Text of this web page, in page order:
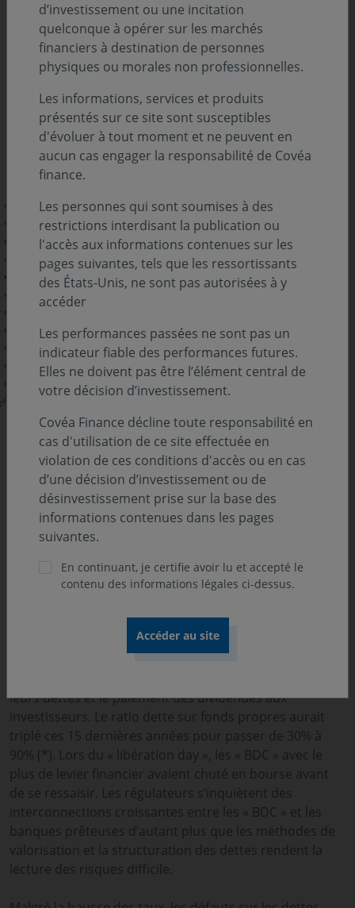
Les « BDC », sont des fonds souvent cotés, créés pour
faciliter le financement des petites entreprises
américaines. Ils sont prisés par les particuliers car plus
investisseurs institutionnels ou à la clientèle fortunée.
Tout comme les foncières (« REITS »), les « BDC » ne sont
pas soumis à l’impôt sur les sociétés tant qu’ils
distribuent au moins 90 % de leurs revenus à leurs
investisseurs.
Les cours des actions des « BDC » sont volatils. Leur
chute depuis l’été (graphique ci-dessous) a amplifié la
décote entre leur valeur boursière et la valeur
comptable de leurs actifs. Cette décote, parfois à deux
chiffres, pourrait constituer un signal d'alerte quant à la
santé du marché du crédit privé aux États-Unis, déjà
fragilisé par une série de fraudes dont celle de First
Brands, que nous avions commentée lors d’un
précédent éditorial.
Les « BDC » ont très souvent recours à l'effet de levier,
jusqu'à deux fois leurs fonds propres. Les intérêts
leurs dettes et le paiement des dividendes aux
investisseurs. Le ratio dette sur fonds propres aurait
triplé ces 15 dernières années pour passer de 30% à
90% (*). Lors du « libération day », les « BDC » avec le
plus de levier financier avaient chuté en bourse avant
de se ressaisir. Les régulateurs s’inquiètent des
interconnections croissantes entre les « BDC » et les
banques prêteuses d’autant plus que les méthodes de
valorisation et la structuration des dettes rendent la
lecture des risques difficile.
d’investissement ou une incitation
quelconque à opérer sur les marchés
financiers à destination de personnes
physiques ou morales non professionnelles.
Les informations, services et produits
présentés sur ce site sont susceptibles
d'évoluer à tout moment et ne peuvent en
aucun cas engager la responsabilité de Covéa
finance.
Les personnes qui sont soumises à des
restrictions interdisant la publication ou
l'accès aux informations contenues sur les
pages suivantes, tels que les ressortissants
des États-Unis, ne sont pas autorisées à y
accéder
Les performances passées ne sont pas un
indicateur fiable des performances futures.
Elles ne doivent pas être l’élément central de
votre décision d’investissement.
Covéa Finance décline toute responsabilité en
cas d'utilisation de ce site effectuée en
violation de ces conditions d'accès ou en cas
d’une décision d’investissement ou de
désinvestissement prise sur la base des
informations contenues dans les pages
suivantes.
En continuant, je certifie avoir lu et accepté le
contenu des informations légales ci-dessus.